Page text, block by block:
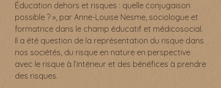
Éducation dehors et risques : quelle conjugaison
possible ? », par Anne-Louise Nesme, sociologue et
formatrice dans le champ éducatif et médicosocial.
Il a été question de la représentation du risque dans
nos sociétés, du risque en nature en perspective
avec le risque à l’intérieur et des bénéfices à prendre
des risques.